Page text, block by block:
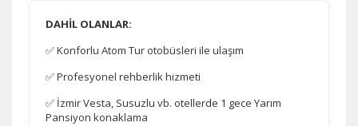
DAHİL OLANLAR:
✅ Konforlu Atom Tur otobüsleri ile ulaşım
✅ Profesyonel rehberlik hizmeti
✅ İzmir Vesta, Susuzlu vb. otellerde 1 gece Yarım
Pansiyon konaklama